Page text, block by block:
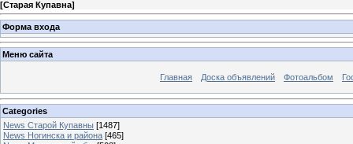
[Старая Купавна]
Форма входа
Меню сайта
Главная Доска объявлений Фотоальбом
Categories
News Старой Купавны [1487]
News Ногинска и района [465]